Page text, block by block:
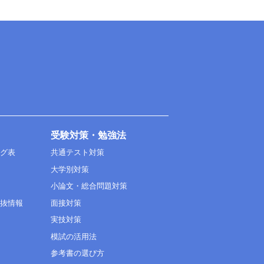
表
情報
受験対策・勉強法
共通テスト対策
大学別対策
小論文・総合問題対策
面接対策
実技対策
模試の活用法
参考書の選び方